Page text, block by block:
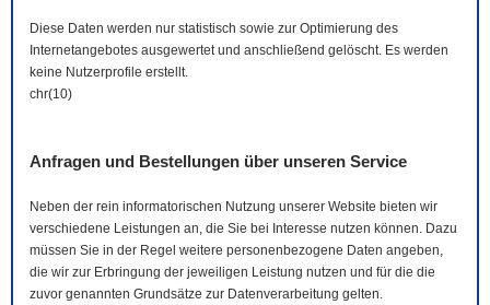
Diese Daten werden nur statistisch sowie zur Optimierung des
Internetangebotes ausgewertet und anschließend gelöscht. Es werden
keine Nutzerprofile erstellt.
chr(10)
Anfragen und Bestellungen über unseren Service
Neben der rein informatorischen Nutzung unserer Website bieten wir
verschiedene Leistungen an, die Sie bei Interesse nutzen können. Dazu
müssen Sie in der Regel weitere personenbezogene Daten angeben,
die wir zur Erbringung der jeweiligen Leistung nutzen und für die die
zuvor genannten Grundsätze zur Datenverarbeitung gelten.